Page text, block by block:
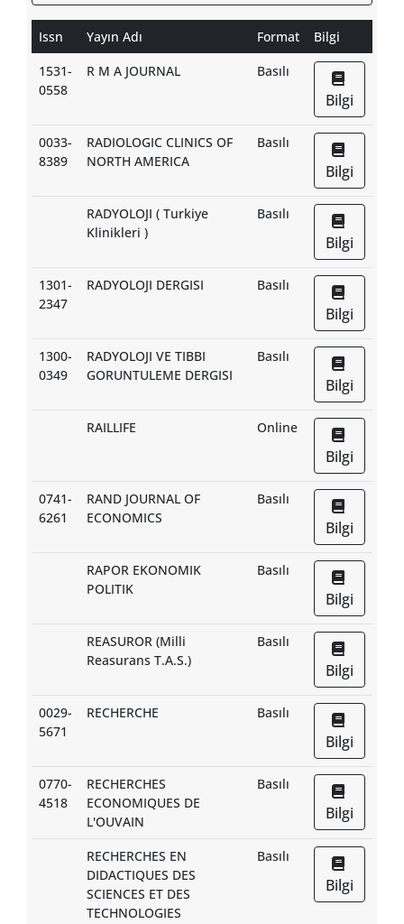
Issn Yayın Adı Format
Bilgi
1531-
0558
R M A JOURNAL Basılı
Bilgi
0033-
8389
RADIOLOGIC CLINICS OF
NORTH AMERICA
Basılı
Bilgi
RADYOLOJI ( Turkiye
Klinikleri )
Basılı
Bilgi
1301-
2347
RADYOLOJI DERGISI Basılı
Bilgi
1300-
0349
RADYOLOJI VE TIBBI
GORUNTULEME DERGISI
Basılı
Bilgi
RAILLIFE Online
Bilgi
0741-
6261
RAND JOURNAL OF
ECONOMICS
Basılı
Bilgi
RAPOR EKONOMIK
POLITIK
Basılı
Bilgi
REASUROR (Milli
Reasurans T.A.S.)
Basılı
Bilgi
0029-
5671
RECHERCHE Basılı
Bilgi
0770-
4518
RECHERCHES
ECONOMIQUES DE
L'OUVAIN
Basılı
Bilgi
RECHERCHES EN
DIDACTIQUES DES
SCIENCES ET DES
TECHNOLOGIES
Basılı
Bilgi